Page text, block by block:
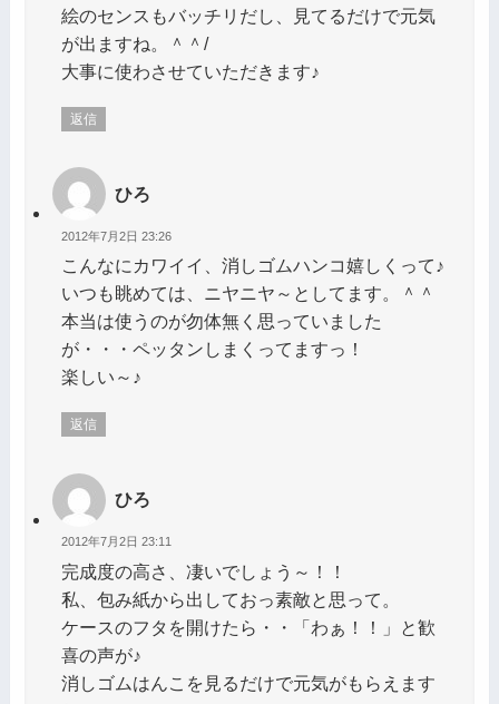
絵のセンスもバッチリだし、見てるだけで元気
が出ますね。＾＾/
大事に使わさせていただきます♪
返信
ひろ
2012年7月2日 23:26
こんなにカワイイ、消しゴムハンコ嬉しくって♪
いつも眺めては、ニヤニヤ～としてます。＾＾
本当は使うのが勿体無く思っていました
が・・・ペッタンしまくってますっ！
楽しい～♪
返信
ひろ
2012年7月2日 23:11
完成度の高さ、凄いでしょう～！！
私、包み紙から出しておっ素敵と思って。
ケースのフタを開けたら・・「わぁ！！」と歓
喜の声が♪
消しゴムはんこを見るだけで元気がもらえます